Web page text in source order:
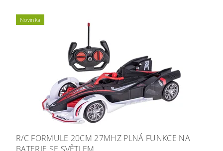
Novinka
R/C FORMULE 20CM 27MHZ PLNÁ FUNKCE NA
BATERIE SE SVĚTLEM